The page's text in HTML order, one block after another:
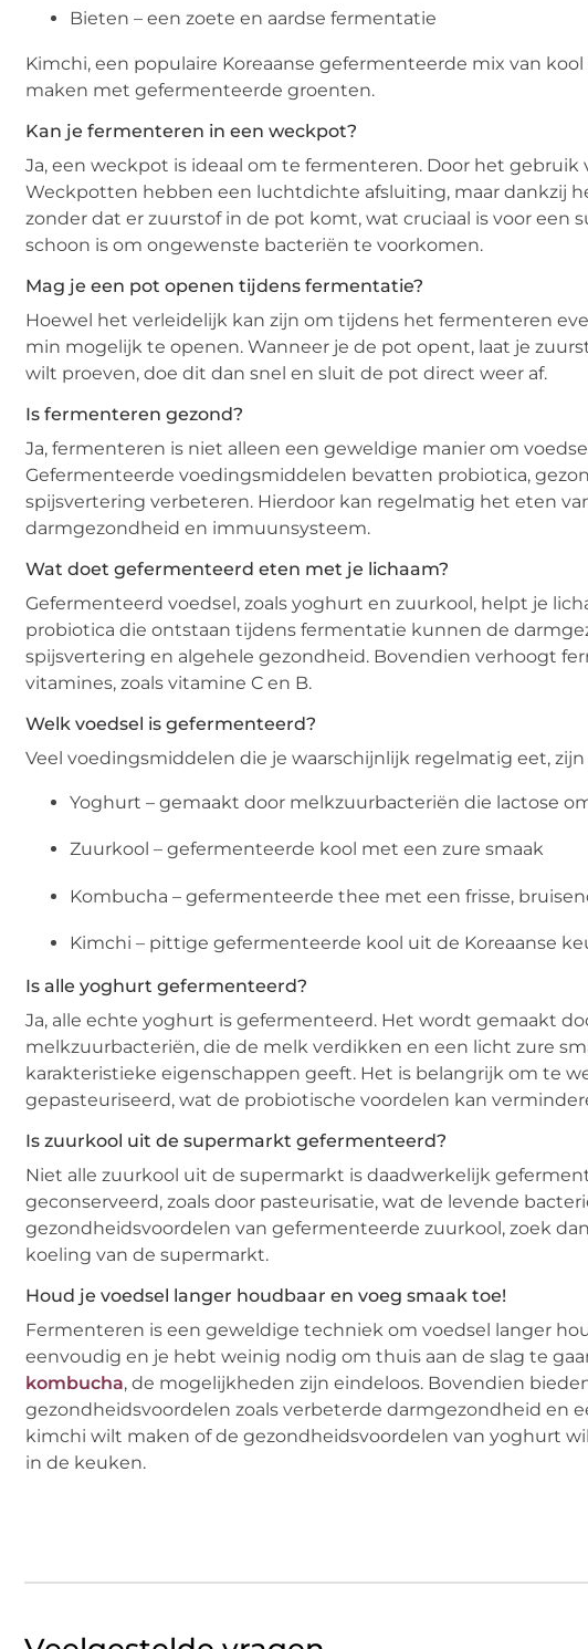
Bieten – een zoete en aardse fermentatie
Kimchi, een populaire Koreaanse gefermenteerde mix van
maken met gefermenteerde groenten.
Kan je fermenteren in een weckpot?
Ja, een weckpot is ideaal om te fermenteren. Door het
Weckpotten hebben een luchtdichte afsluiting, maar dankzij
zonder dat er zuurstof in de pot komt, wat cruciaal is voor een
schoon is om ongewenste bacteriën te voorkomen.
Mag je een pot openen tijdens fermentatie?
Hoewel het verleidelijk kan zijn om tijdens het fermenteren
min mogelijk te openen. Wanneer je de pot opent, laat je
wilt proeven, doe dit dan snel en sluit de pot direct weer af.
Is fermenteren gezond?
Ja, fermenteren is niet alleen een geweldige manier om
Gefermenteerde voedingsmiddelen bevatten probiotica,
spijsvertering verbeteren. Hierdoor kan regelmatig het eten
darmgezondheid en immuunsysteem.
Wat doet gefermenteerd eten met je lichaam?
Gefermenteerd voedsel, zoals yoghurt en zuurkool, helpt je
probiotica die ontstaan tijdens fermentatie kunnen de
spijsvertering en algehele gezondheid. Bovendien verhoogt
vitamines, zoals vitamine C en B.
Welk voedsel is gefermenteerd?
Veel voedingsmiddelen die je waarschijnlijk regelmatig eet,
Yoghurt – gemaakt door melkzuurbacteriën die lactose
Zuurkool – gefermenteerde kool met een zure smaak
Kombucha – gefermenteerde thee met een frisse,
Kimchi – pittige gefermenteerde kool uit de Koreaanse
Is alle yoghurt gefermenteerd?
Ja, alle echte yoghurt is gefermenteerd. Het wordt gemaakt
melkzuurbacteriën, die de melk verdikken en een licht zure
karakteristieke eigenschappen geeft. Het is belangrijk om te
gepasteuriseerd, wat de probiotische voordelen kan
Is zuurkool uit de supermarkt gefermenteerd?
Niet alle zuurkool uit de supermarkt is daadwerkelijk
geconserveerd, zoals door pasteurisatie, wat de levende
gezondheidsvoordelen van gefermenteerde zuurkool, zoek
koeling van de supermarkt.
Houd je voedsel langer houdbaar en voeg smaak toe!
Fermenteren is een geweldige techniek om voedsel langer
eenvoudig en je hebt weinig nodig om thuis aan de slag te
kombucha, de mogelijkheden zijn eindeloos. Bovendien
gezondheidsvoordelen zoals verbeterde darmgezondheid en
kimchi wilt maken of de gezondheidsvoordelen van yoghurt
in de keuken.